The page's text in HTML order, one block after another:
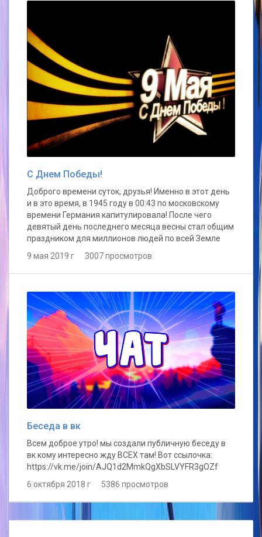
С Днем Победы!
Доброго времени суток, друзья! Именно в этот день
и в это время, в 1945 году в 00:43 по московскому
времени Германия капитулировала! После чего
девятый день последнего месяца весны стал общим
праздником для миллионов людей по всей Земле
9 мая 2019 г 3007 просмотров
Беседа в вк
Всем доброе утро! мы создали публичную беседу в
вк кому интересно жду ВСЕХ там! Вот ссылочка:
https://vk.me/join/AJQ1d2MmkQgXbSLVYFR3gOZf
6 октября 2018 г 5386 просмотров